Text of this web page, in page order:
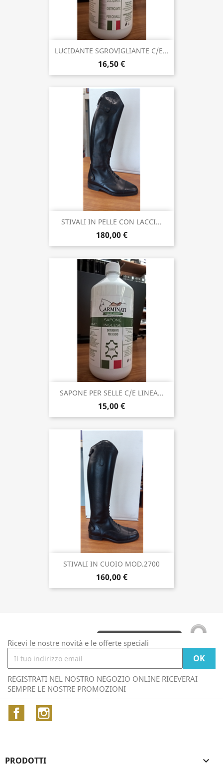
LUCIDANTE SGROVIGLIANTE C/E...
16,50 €
STIVALI IN PELLE CON LACCI...
180,00 €
SAPONE PER SELLE C/E LINEA...
15,00 €
STIVALI IN CUOIO MOD.2700
160,00 €
Ricevi le nostre novità e le offerte speciali
REGISTRATI NEL NOSTRO NEGOZIO ONLINE RICEVERAI
SEMPRE LE NOSTRE PROMOZIONI
Facebook
PRODOTTI 